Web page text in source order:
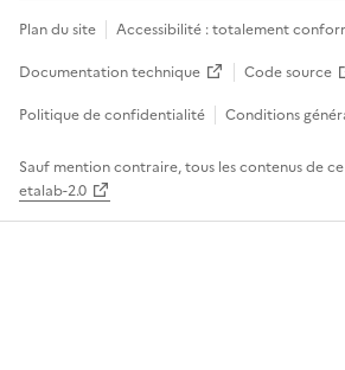
Plan du site Accessibilité : totalement
Documentation technique
Code source
Politique de confidentialité
Conditions
Sauf mention contraire, tous les contenus de
etalab-2.0